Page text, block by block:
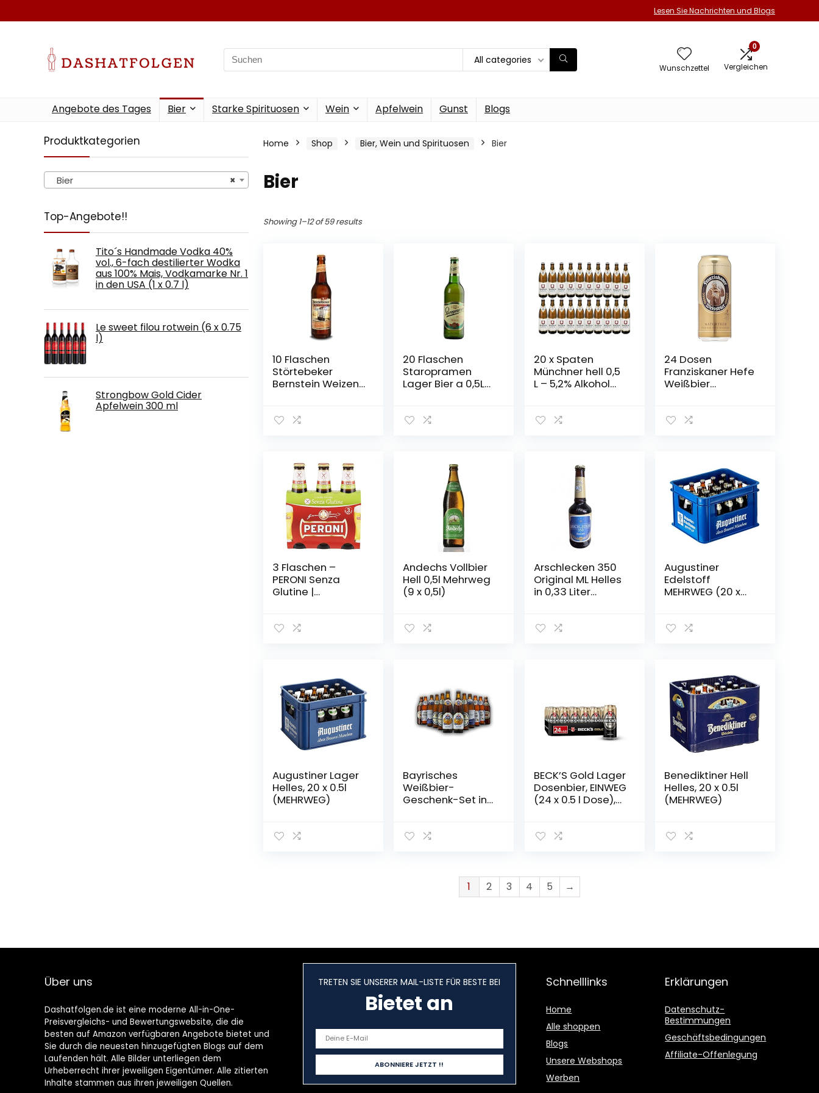
Lesen Sie Nachrichten und Blogs
Search
for:
All categories
Wunschzettel
0
Vergleichen
Angebote des Tages Bier Starke Spirituosen Wein Apfelwein Gunst Blogs
Produktkategorien
×
Bier
Top-Angebote!!
Tito´s Handmade Vodka 40%
vol., 6-fach destilierter Wodka
aus 100% Mais, Vodkamarke Nr. 1
in den USA (1 x 0.7 l)
Le sweet filou rotwein (6 x 0.75
l)
Strongbow Gold Cider
Apfelwein 300 ml
Home Shop Bier, Wein und Spirituosen Bier
Bier
Showing 1–12 of 59 results
10 Flaschen
Störtebeker
Bernstein Weizen
5,3% Vol.inc. 0.80€
20 Flaschen
Staropramen
Lager Bier a 0,5L
20 x Spaten
Münchner hell 0,5
L – 5,2% Alkohol
24 Dosen
Franziskaner Hefe
Weißbier
6.00€ EINWEG
3 Flaschen –
PERONI Senza
Glutine |
Liter; 4,7% Vol. |
Andechs Vollbier
Hell 0,5l Mehrweg
(9 x 0,5l)
Arschlecken 350
Original ML Helles
in 0,33 Liter
Augustiner
Edelstoff
MEHRWEG (20 x
Augustiner Lager
Helles, 20 x 0.5l
(MEHRWEG)
Bayrisches
Weißbier-
Geschenk-Set in
Ein Mix aus
BECK’S Gold Lager
Dosenbier, EINWEG
(24 x 0.5 l Dose),
Benediktiner Hell
Helles, 20 x 0.5l
(MEHRWEG)
1 2 3 4 5 →
Über uns
Dashatfolgen.de ist eine moderne All-in-One-
Preisvergleichs- und Bewertungswebsite, die die
besten auf Amazon verfügbaren Angebote bietet und
Sie durch die neuesten hinzugefügten Blogs auf dem
Laufenden hält. Alle Bilder unterliegen dem
Urheberrecht ihrer jeweiligen Eigentümer. Alle zitierten
Inhalte stammen aus ihren jeweiligen Quellen.
TRETEN SIE UNSERER MAIL-LISTE FÜR BESTE BEI
Bietet an
Schnelllinks
Home
Alle shoppen
Blogs
Unsere Webshops
Werben
Erklärungen
Datenschutz-
Bestimmungen
Geschäftsbedingungen
Affiliate-Offenlegung